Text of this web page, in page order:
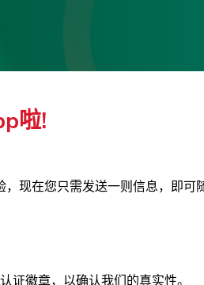
啦!
现在您只需发送一则信息，即可
证徽章，以确认我们的真实性。